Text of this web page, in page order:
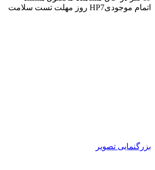
اتمام موجودی HP7 روز مهلت تست سلامت
بزرگنمایی تصویر